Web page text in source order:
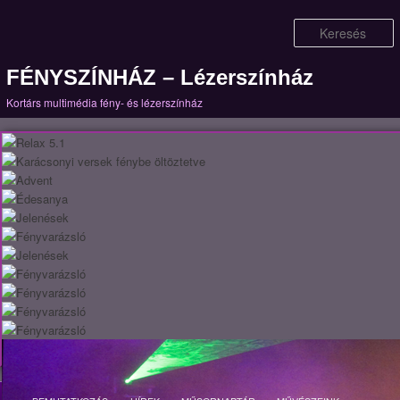
FÉNYSZÍNHÁZ – Lézerszínház
Kortárs multimédia fény- és lézerszínház